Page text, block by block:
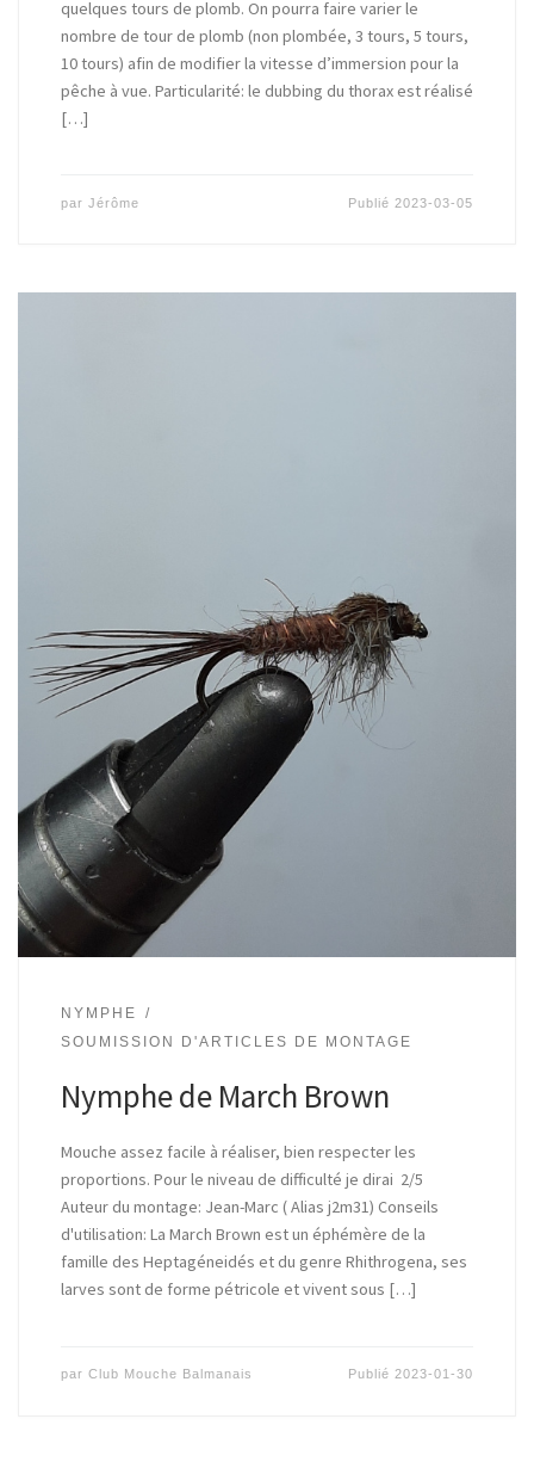
quelques tours de plomb. On pourra faire varier le
nombre de tour de plomb (non plombée, 3 tours, 5 tours,
10 tours) afin de modifier la vitesse d’immersion pour la
pêche à vue. Particularité: le dubbing du thorax est réalisé
[…]
par Jérôme Publié 2023-03-05
NYMPHE
SOUMISSION D'ARTICLES DE MONTAGE
Nymphe de March Brown
Mouche assez facile à réaliser, bien respecter les
proportions. Pour le niveau de difficulté je dirai 2/5
Auteur du montage: Jean-Marc ( Alias j2m31) Conseils
d'utilisation: La March Brown est un éphémère de la
famille des Heptagéneidés et du genre Rhithrogena, ses
larves sont de forme pétricole et vivent sous […]
par Club Mouche Balmanais Publié2023-01-30